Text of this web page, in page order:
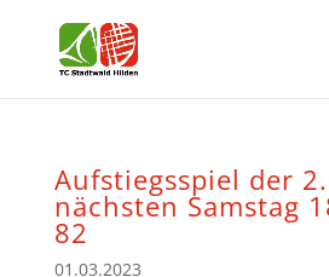
Aufstiegsspiel der
nächsten Samstag
82
01.03.2023